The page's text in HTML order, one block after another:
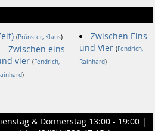
(Prünster, Klaus)
Zwischen eins
vier (Fendrich,
)
Zwischen Eins
und Vier (Fendrich,
Rainhard)
& Donnerstag 13:00 - 19:00 |